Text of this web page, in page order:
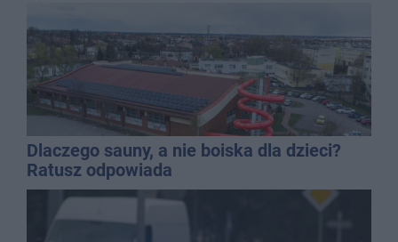
Dlaczego sauny, a nie boiska dla dzieci?
Ratusz odpowiada